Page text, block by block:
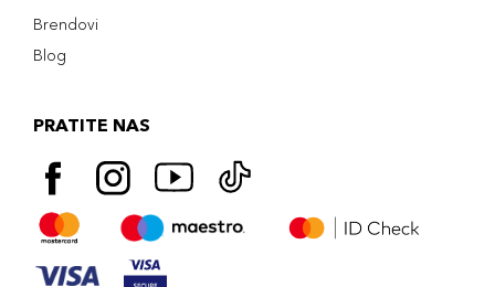
Brendovi
Blog
PRATITE NAS